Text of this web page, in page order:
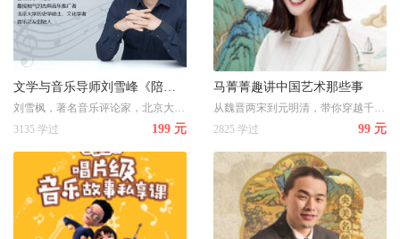
文学与音乐导师刘雪峰《陪孩子一起听音乐》
刘雪枫，著名音乐评论家，北京大学历史学硕士、音乐之友创始人
3135 学过
199 元
马菁菁趣讲中国艺术那些事
从魏晋两宋到元明清，带你穿越千年，鉴画秘笈风雅故事，一网打尽
2825 学过
99 元